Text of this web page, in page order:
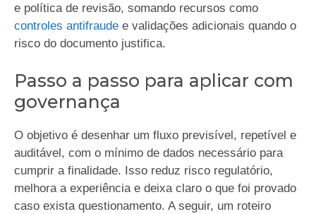
e política de revisão, somando recursos como
controles antifraude e validações adicionais quando o
risco do documento justifica.
Passo a passo para aplicar com
governança
O objetivo é desenhar um fluxo previsível, repetível e
auditável, com o mínimo de dados necessário para
cumprir a finalidade. Isso reduz risco regulatório,
melhora a experiência e deixa claro o que foi provado
caso exista questionamento. A seguir, um roteiro